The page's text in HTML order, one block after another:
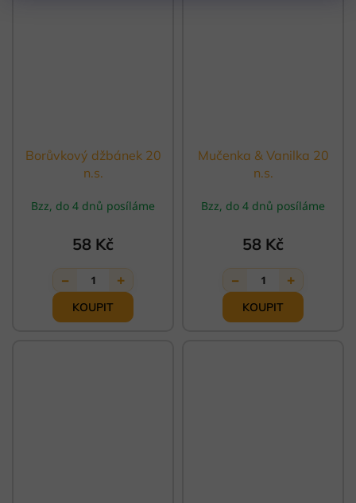
Borůvkový džbánek 20
n.s.
Bzz, do 4 dnů posíláme
58 Kč
− 1 +
Mučenka & Vanilka 20
n.s.
Bzz, do 4 dnů posíláme
58 Kč
− 1 +